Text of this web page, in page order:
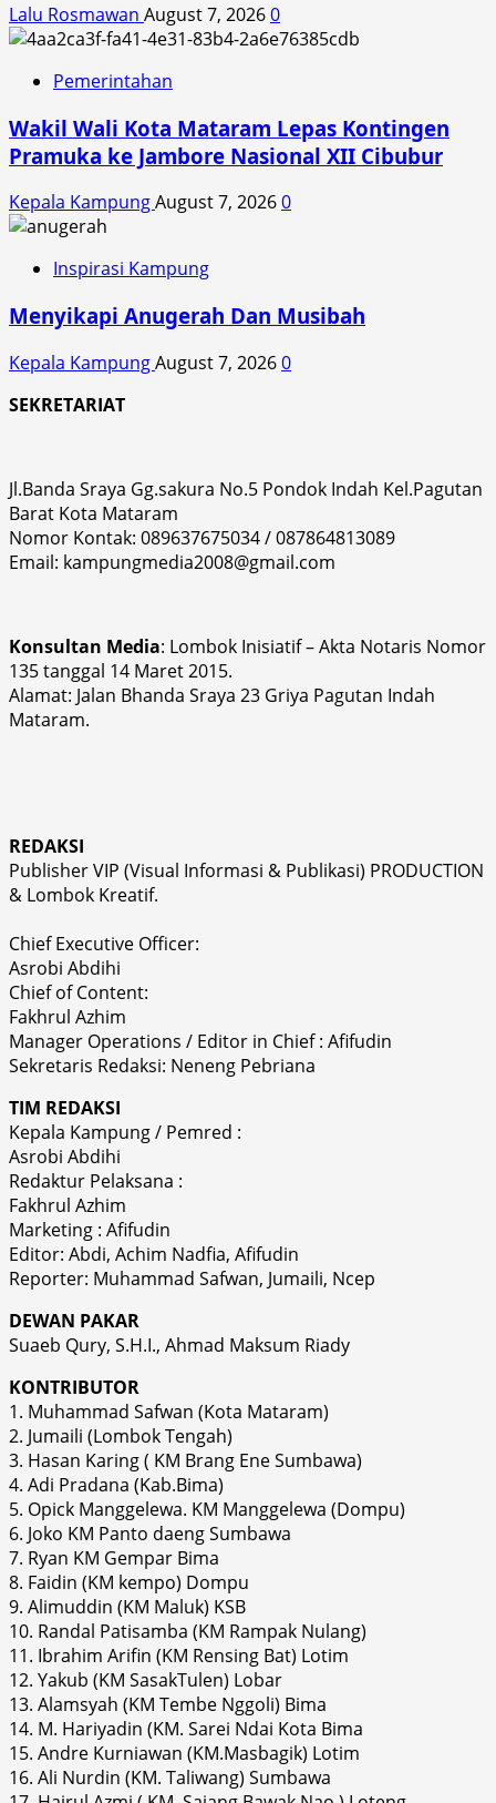
Lalu Rosmawan August 7, 20260
Pemerintahan
Wakil Wali Kota Mataram Lepas Kontingen
Pramuka ke Jambore Nasional XII Cibubur
Kepala KampungAugust 7, 20260
Inspirasi Kampung
Menyikapi Anugerah Dan Musibah
Kepala KampungAugust 7, 20260
SEKRETARIAT
Jl.Banda Sraya Gg.sakura No.5 Pondok Indah Kel.Pagutan
Barat Kota Mataram
Nomor Kontak: 089637675034 / 087864813089
Email: kampungmedia2008@gmail.com
Konsultan Media: Lombok Inisiatif – Akta Notaris Nomor
135 tanggal 14 Maret 2015.
Alamat: Jalan Bhanda Sraya 23 Griya Pagutan Indah
Mataram.
REDAKSI
Publisher VIP (Visual Informasi & Publikasi) PRODUCTION
& Lombok Kreatif.
Chief Executive Officer:
Asrobi Abdihi
Chief of Content:
Fakhrul Azhim
Manager Operations / Editor in Chief : Afifudin
Sekretaris Redaksi: Neneng Pebriana
TIM REDAKSI
Kepala Kampung / Pemred :
Asrobi Abdihi
Redaktur Pelaksana :
Fakhrul Azhim
Marketing : Afifudin
Editor: Abdi, Achim Nadfia, Afifudin
Reporter: Muhammad Safwan, Jumaili, Ncep
DEWAN PAKAR
Suaeb Qury, S.H.I., Ahmad Maksum Riady
KONTRIBUTOR
1. Muhammad Safwan (Kota Mataram)
2. Jumaili (Lombok Tengah)
3. Hasan Karing ( KM Brang Ene Sumbawa)
4. Adi Pradana (Kab.Bima)
5. Opick Manggelewa. KM Manggelewa (Dompu)
6. Joko KM Panto daeng Sumbawa
7. Ryan KM Gempar Bima
8. Faidin (KM kempo) Dompu
9. Alimuddin (KM Maluk) KSB
10. Randal Patisamba (KM Rampak Nulang)
11. Ibrahim Arifin (KM Rensing Bat) Lotim
12. Yakub (KM SasakTulen) Lobar
13. Alamsyah (KM Tembe Nggoli) Bima
14. M. Hariyadin (KM. Sarei Ndai Kota Bima
15. Andre Kurniawan (KM.Masbagik) Lotim
16. Ali Nurdin (KM. Taliwang) Sumbawa